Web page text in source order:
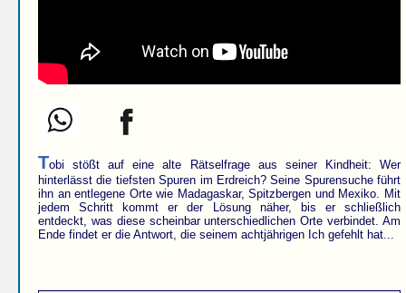
Tobi stößt auf eine alte Rätselfrage aus seiner Kindheit: Wer
hinterlässt die tiefsten Spuren im Erdreich? Seine Spurensuche führt
ihn an entlegene Orte wie Madagaskar, Spitzbergen und Mexiko. Mit
jedem Schritt kommt er der Lösung näher, bis er schließlich
entdeckt, was diese scheinbar unterschiedlichen Orte verbindet. Am
Ende findet er die Antwort, die seinem achtjährigen Ich gefehlt hat...